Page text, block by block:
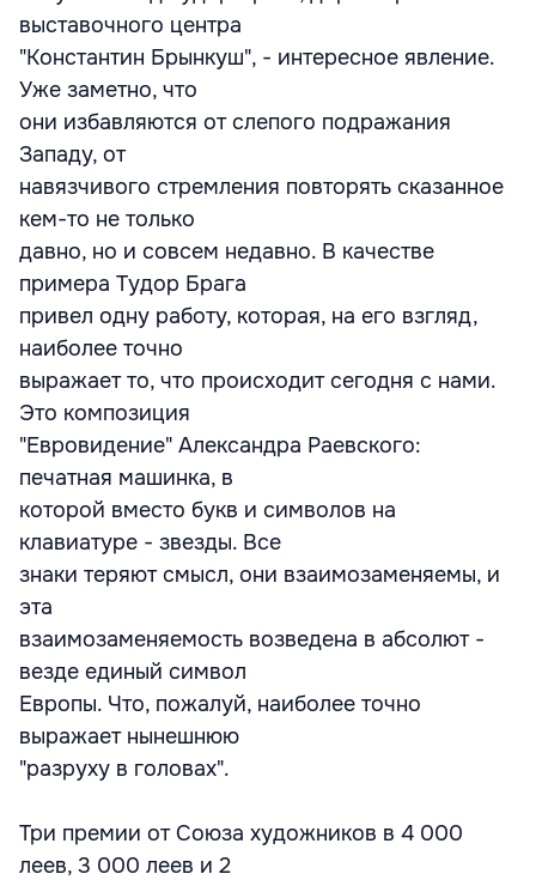
выставочного центра
"Константин Брынкуш", - интересное явление.
Уже заметно, что
они избавляются от слепого подражания
Западу, от
навязчивого стремления повторять сказанное
кем-то не только
давно, но и совсем недавно. В качестве
примера Тудор Брага
привел одну работу, которая, на его взгляд,
наиболее точно
выражает то, что происходит сегодня с нами.
Это композиция
"Евровидение" Александра Раевского:
печатная машинка, в
которой вместо букв и символов на
клавиатуре - звезды. Все
знаки теряют смысл, они взаимозаменяемы, и
эта
взаимозаменяемость возведена в абсолют -
везде единый символ
Европы. Что, пожалуй, наиболее точно
выражает нынешнюю
"разруху в головах".
Три премии от Союза художников в 4 000
леев, 3 000 леев и 2